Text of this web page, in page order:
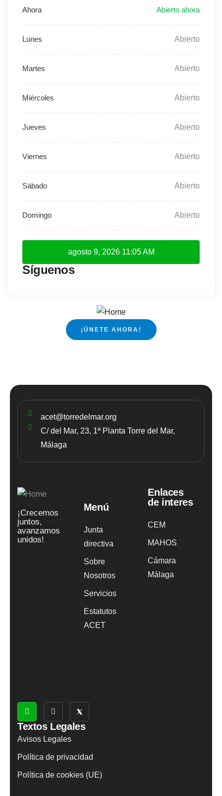
Abierto
Abierto
Abierto
Abierto
Abierto
Abierto
Abierto
agosto 9, 2026 11:05 AM
Síguenos
¡ÚNETE AHORA!
acet@torredelmar.org
C/ del Mar, 23, 1ª Planta Torre del Mar,
Málaga
¡Crecemos
juntos,
avanzamos
unidos!
Menú
Junta
directiva
Sobre
Nosotros
Servicios
Estatutos
ACET
Enlaces
de interes
CEM
MAHOS
Cámara
Málaga
Textos Legales
Avisos Legales
Política de privacidad
Política de cookies (UE)